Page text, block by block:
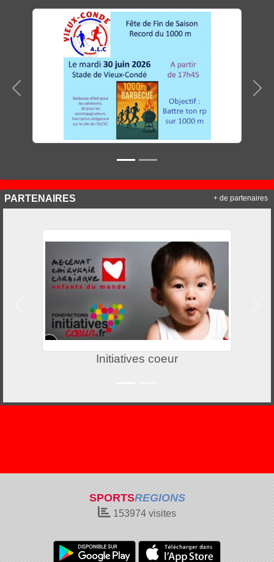
Précedent
PARTENAIRES
Initiatives coeur
Précedent
+ de partenaires
SPORTSREGIONS
153974 visites